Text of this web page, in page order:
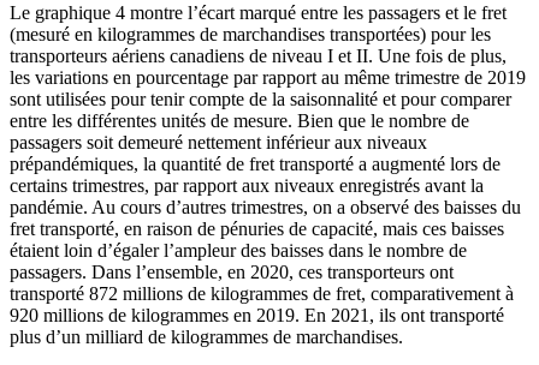
Le graphique 4 montre l’écart marqué entre les passagers et le fret
(mesuré en kilogrammes de marchandises transportées) pour les
transporteurs aériens canadiens de niveau I et II. Une fois de plus,
les variations en pourcentage par rapport au même trimestre de 2019
sont utilisées pour tenir compte de la saisonnalité et pour comparer
entre les différentes unités de mesure. Bien que le nombre de
passagers soit demeuré nettement inférieur aux niveaux
prépandémiques, la quantité de fret transporté a augmenté lors de
certains trimestres, par rapport aux niveaux enregistrés avant la
pandémie. Au cours d’autres trimestres, on a observé des baisses du
fret transporté, en raison de pénuries de capacité, mais ces baisses
étaient loin d’égaler l’ampleur des baisses dans le nombre de
passagers. Dans l’ensemble, en 2020, ces transporteurs ont
transporté 872 millions de kilogrammes de fret, comparativement à
920 millions de kilogrammes en 2019. En 2021, ils ont transporté
plus d’un milliard de kilogrammes de marchandises.